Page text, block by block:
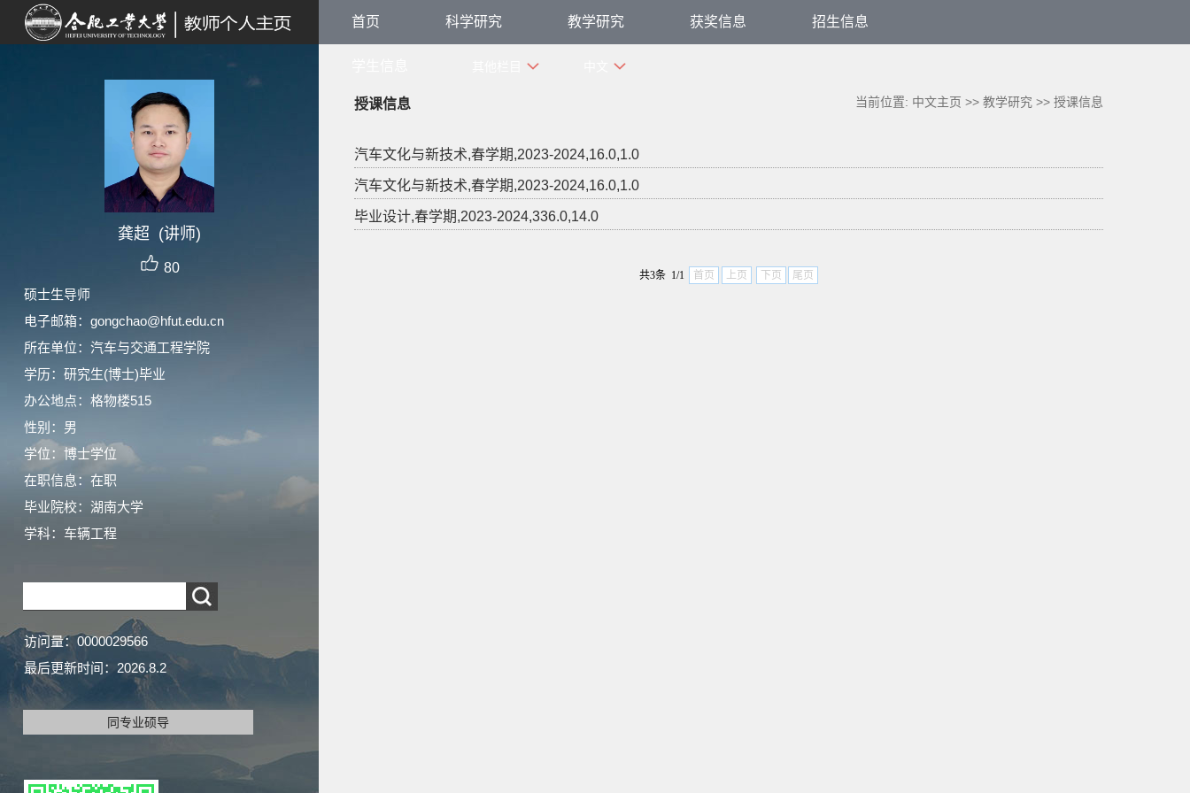
龚超 (讲师)
80
硕士生导师
电子邮箱： gongchao@hfut.edu.cn
所在单位：汽车与交通工程学院
学历：研究生(博士)毕业
办公地点：格物楼515
性别：男
学位：博士学位
在职信息：在职
毕业院校：湖南大学
学科：车辆工程
访问量： 0000029566
最后更新时间： 2026.8.2
同专业硕导
首页 科学研究 教学研究 获奖信息 招生信息
授课信息 当前位置: 中文主页 >>教学研究 >>授课信息
汽车文化与新技术,春学期,2023-2024,16.0,1.0
汽车文化与新技术,春学期,2023-2024,16.0,1.0
毕业设计,春学期,2023-2024,336.0,14.0
共3条 1/1 首页 上页 下页 尾页